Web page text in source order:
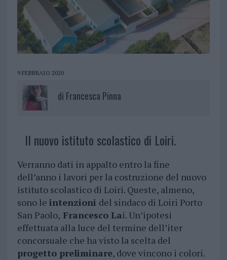
9 FEBBRAIO 2020
di Francesca Pinna
Il nuovo istituto scolastico di Loiri.
Verranno dati in appalto entro la fine
dell’anno i lavori per la costruzione del nuovo
istituto scolastico di Loiri. Queste, almeno,
sono le intenzioni del sindaco di Loiri Porto
San Paolo, Francesco Lai. Un’ipotesi
effettuata alla luce del termine dell’iter
concorsuale che ha visto la scelta del
progetto preliminare, dove vincono i colori.